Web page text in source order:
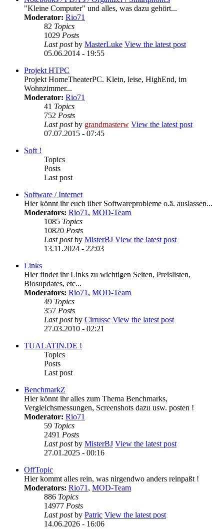
"Kleine Computer" und alles, was dazu gehört...
Moderator: Rio71
82 Topics
1029 Posts
Last postby MasterLuke View the latest post
05.06.2014 - 19:55
Projekt HTPC
Projekt HomeTheaterPC. Klein, leise, HighEnd, im
Wohnzimmer...
Moderator: Rio71
41 Topics
752 Posts
Last postby grandmasterw View the latest post
07.07.2015 - 07:45
Soft !
Topics
Posts
Last post
Software / Internet
Hier könnt ihr euch über Softwareprobleme o.ä. auslassen...
Moderators: Rio71, MOD-Team
1085 Topics
10820 Posts
Last postby MisterBJ View the latest post
13.11.2024 - 22:03
Links
Hier findet ihr Links zu wichtigen Seiten, Preislisten,
Biosupdates, etc...
Moderators: Rio71, MOD-Team
49 Topics
357 Posts
Last postby Cirrussc View the latest post
27.03.2010 - 02:21
TUALATIN.DE !
Topics
Posts
Last post
BenchmarkZ
Hier könnt ihr alles zum Thema Benchmarks,
Vergleichsmessungen, Screenshots dazu usw. posten !
Moderator: Rio71
59 Topics
2491 Posts
Last postby MisterBJ View the latest post
27.01.2025 - 00:16
OffTopic
Hier kommt alles rein, was nirgendwo anders reinpaßt !
Moderators: Rio71, MOD-Team
886 Topics
14977 Posts
Last postby Patric View the latest post
14.06.2026 - 16:06